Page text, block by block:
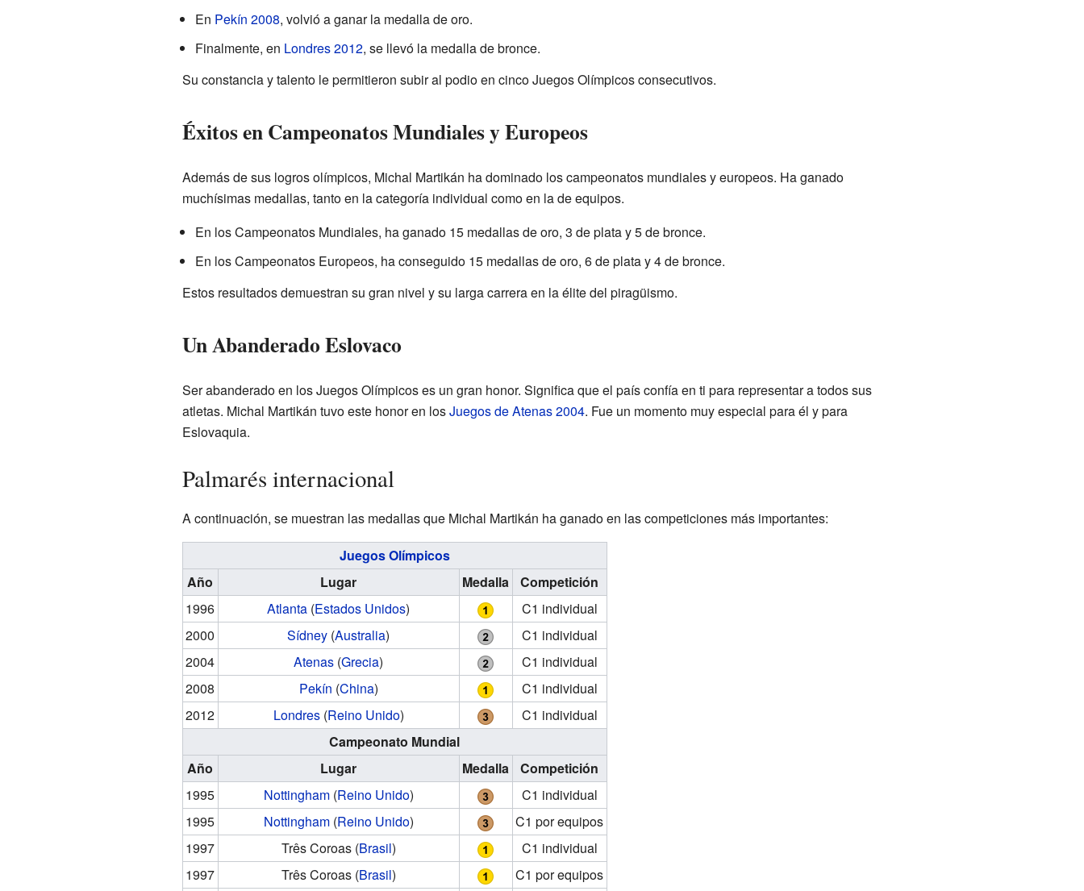
En Pekín 2008, volvió a ganar la medalla de oro.
Finalmente, en Londres 2012, se llevó la medalla de bronce.
Su constancia y talento le permitieron subir al podio en cinco Juegos Olímpicos consecutivos.
Éxitos en Campeonatos Mundiales y Europeos
Además de sus logros olímpicos, Michal Martikán ha dominado los campeonatos mundiales y europeos. Ha ganado
muchísimas medallas, tanto en la categoría individual como en la de equipos.
En los Campeonatos Mundiales, ha ganado 15 medallas de oro, 3 de plata y 5 de bronce.
En los Campeonatos Europeos, ha conseguido 15 medallas de oro, 6 de plata y 4 de bronce.
Estos resultados demuestran su gran nivel y su larga carrera en la élite del piragüismo.
Un Abanderado Eslovaco
Ser abanderado en los Juegos Olímpicos es un gran honor. Significa que el país confía en ti para representar a todos sus
atletas. Michal Martikán tuvo este honor en losJuegos de Atenas 2004. Fue un momento muy especial para él y para
Eslovaquia.
Palmarés internacional
A continuación, se muestran las medallas que Michal Martikán ha ganado en las competiciones más importantes:
Juegos Olímpicos
Año
Lugar Medalla
Competición
1996
Atlanta (Estados Unidos)
C1 individual
2000
Sídney (Australia)
C1 individual
2004
Atenas (Grecia)
C1 individual
2008
Pekín (China)
C1 individual
2012
Londres (Reino Unido)
C1 individual
Campeonato Mundial
Año
Lugar Medalla
Competición
1995
Nottingham (Reino Unido)
C1 individual
1995
Nottingham (Reino Unido)
C1 por equipos
1997
Três Coroas (Brasil)
C1 individual
1997
Três Coroas (Brasil)
C1 por equipos